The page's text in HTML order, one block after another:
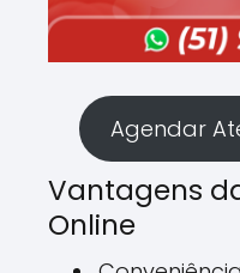
Agendar
Vantagens
Online